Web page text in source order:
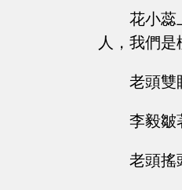
花小蕊
人，我們
老頭雙
李毅皺
老頭搖